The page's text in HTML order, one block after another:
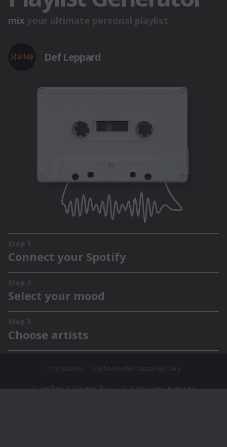
Impressum Rechtevorbehaltserklärung
Sicherheit & Datenschutz Nutzungsbedingungen